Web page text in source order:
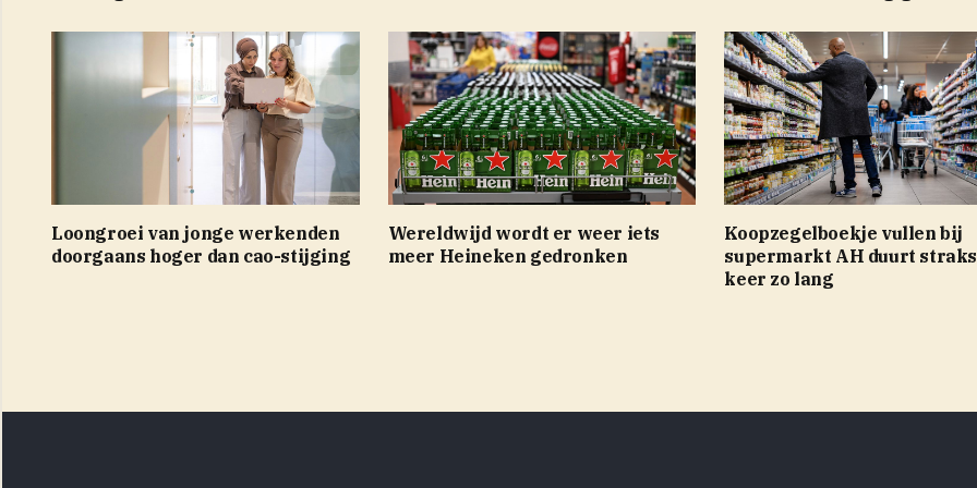
Loongroei van jonge werkenden
doorgaans hoger dan cao-stijging
Wereldwijd wordt er weer iets
meer Heineken gedronken
Koopzegelboekje vullen bij
supermarkt AH duurt
keer zo lang